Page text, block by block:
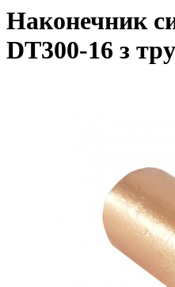
Наконечник
DT300-16 з